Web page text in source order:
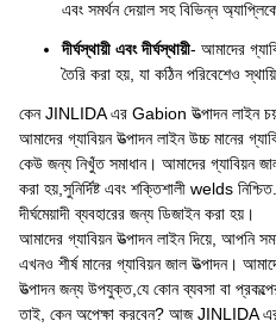
এবং সমর্থন দেয়াল সহ বিভিন্ন
দীর্ঘস্থায়ী এবং দীর্ঘস্থায়ী- আমাদের
তৈরি করা হয়, যা কঠিন পরিবেশেও
কেন JINLIDA এর Gabion উত্পাদন লাইন
আমাদের গ্যাবিয়ন উত্পাদন লাইন উচ্চ মানের
কেউ জন্য নিখুঁত সমাধান। আমাদের গ্যাবিয়ন
করা হয়,সুনির্দিষ্ট এবং শক্তিশালী welds
দীর্ঘমেয়াদী ব্যবহারের জন্য ডিজাইন করা হয়।
আমাদের গ্যাবিয়ন উত্পাদন লাইন দিয়ে, আপনি
এখনও শীর্ষ মানের গ্যাবিয়ন জাল উত্পাদন।
উত্পাদন জন্য উপযুক্ত,যে কোন ব্যবসা বা
তাই, কেন অপেক্ষা করবেন? আজ JINLIDA এর